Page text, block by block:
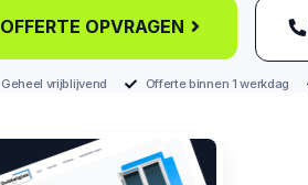
OFFERTE OPVRAGEN
Geheel vrijblijvend Offerte binnen 1 werkdag